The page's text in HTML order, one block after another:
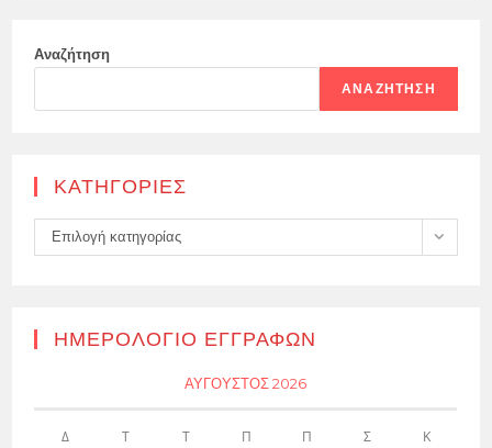
Αναζήτηση
ΑΝΑΖΉΤΗΣΗ
KΑΤΗΓΟΡΊΕΣ
Kατηγορίες
Επιλογή κατηγορίας
ΗΜΕΡΟΛΌΓΙΟ ΕΓΓΡΑΦΏΝ
ΑΎΓΟΥΣΤΟΣ 2026
Δ Τ Τ Π Π Σ Κ